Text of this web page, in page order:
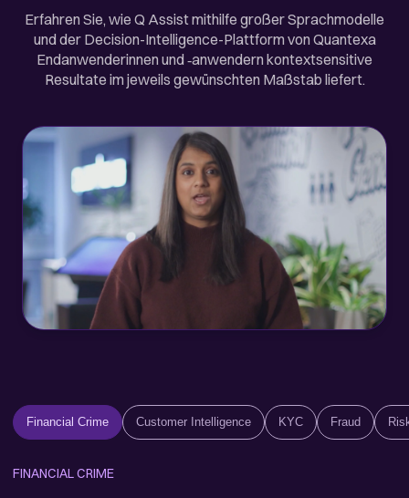
Erfahren Sie, wie Q Assist mithilfe großer Sprachmodelle
und der Decision-Intelligence-Plattform von Quantexa
Endanwenderinnen und ‑anwendern kontextsensitive
Resultate im jeweils gewünschten Maßstab liefert.
Financial Crime Customer Intelligence KYC Fraud
FINANCIAL CRIME